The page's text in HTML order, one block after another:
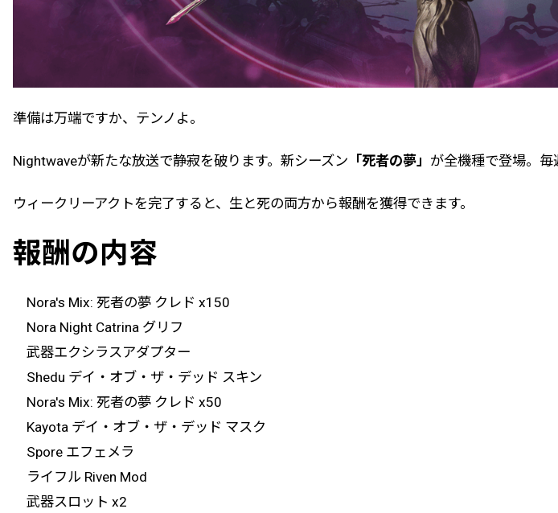
準備は万端ですか、テンノよ。
Nightwaveが新たな放送で静寂を破ります。新シーズン 「死者の夢」 が全機種で登場。毎
ウィークリーアクトを完了すると、生と死の両方から報酬を獲得できます。
報酬の内容
Nora's Mix: 死者の夢 クレド x150
Nora Night Catrina グリフ
武器エクシラスアダプター
Shedu デイ・オブ・ザ・デッド スキン
Nora's Mix: 死者の夢 クレド x50
Kayota デイ・オブ・ザ・デッド マスク
Spore エフェメラ
ライフル Riven Mod
武器スロット x2